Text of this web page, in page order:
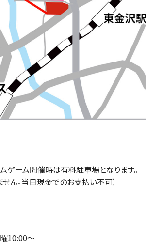
ゲーム開催時は有料駐車場となります。
ん。当日現金でのお支払い不可）
曜10:00〜